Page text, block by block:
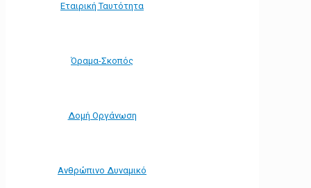
Εταιρική Ταυτότητα
Όραμα-Σκοπός
Δομή Οργάνωση
Ανθρώπινο Δυναμικό